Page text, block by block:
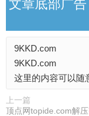
文章底部广
9KKD.com
9KKD.com
这里的内容可以随
上一篇
顶点网topide.com解